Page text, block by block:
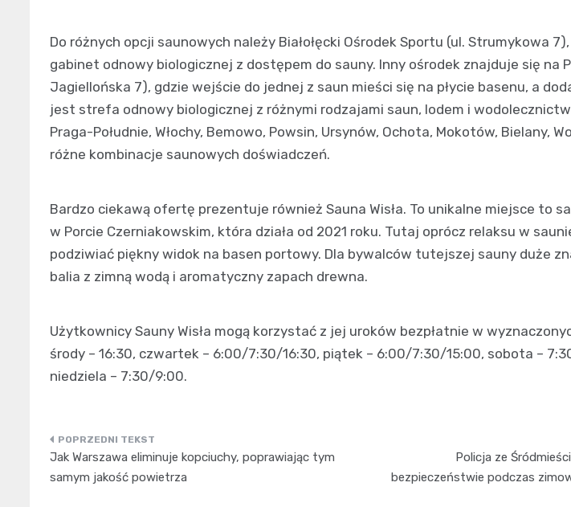
Do różnych opcji saunowych należy Białołęcki Ośrodek Sportu (ul. Strumykowa
gabinet odnowy biologicznej z dostępem do sauny. Inny ośrodek znajduje się na
Jagiellońska 7), gdzie wejście do jednej z saun mieści się na płycie basenu, a
jest strefa odnowy biologicznej z różnymi rodzajami saun, lodem i
Praga-Południe, Włochy, Bemowo, Powsin, Ursynów, Ochota, Mokotów, Bielany,
różne kombinacje saunowych doświadczeń.
Bardzo ciekawą ofertę prezentuje również Sauna Wisła. To unikalne miejsce to
w Porcie Czerniakowskim, która działa od 2021 roku. Tutaj oprócz relaksu w
podziwiać piękny widok na basen portowy. Dla bywalców tutejszej sauny duże
balia z zimną wodą i aromatyczny zapach drewna.
Użytkownicy Sauny Wisła mogą korzystać z jej uroków bezpłatnie w
środy – 16:30, czwartek – 6:00/7:30/16:30, piątek – 6:00/7:30/15:00, sobota –
niedziela – 7:30/9:00.
Nawigacja
wpisu
Jak Warszawa eliminuje kopciuchy, poprawiając tym
samym jakość powietrza
Policja ze
bezpieczeństwie podczas